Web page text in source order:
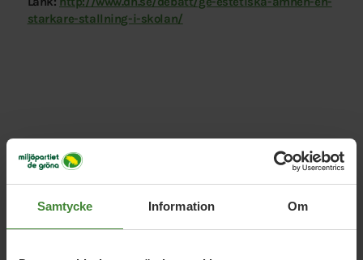
Samtycke Information Om
starkare-stallning-i-skolan/
Relaterade nyheter